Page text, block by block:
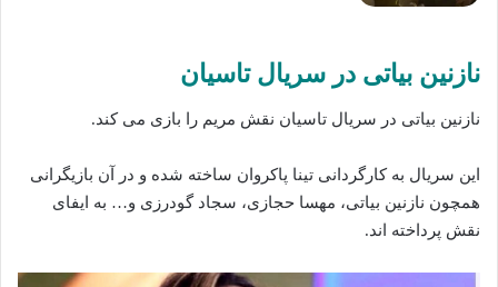
نازنین بیاتی در سریال تاسیان
نازنین بیاتی در سریال تاسیان نقش مریم را بازی می‌ کند.
این سریال به کارگردانی تینا پاکروان ساخته شده و در آن بازیگرانی
همچون نازنین بیاتی، مهسا حجازی، سجاد گودرزی و… به ایفای
نقش پرداخته‌ اند.